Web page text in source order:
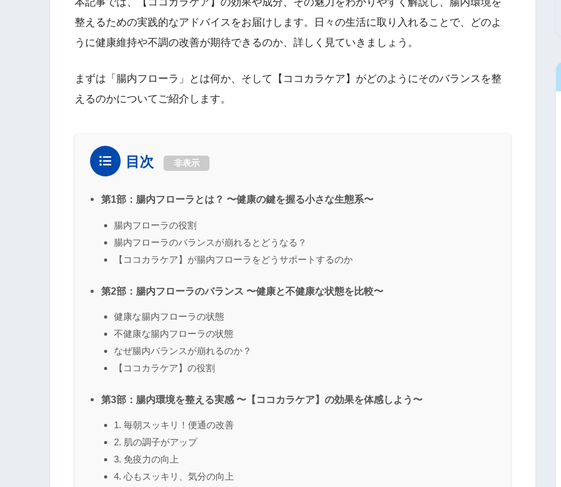
整えるための実践的なアドバイスをお届けします。日々の生活に取り入れることで、どのよ
うに健康維持や不調の改善が期待できるのか、詳しく見ていきましょう。
まずは「腸内フローラ」とは何か、そして【ココカラケア】がどのようにそのバランスを整
えるのかについてご紹介します。
目次 非表示
第1部：腸内フローラとは？ 〜健康の鍵を握る小さな生態系〜
腸内フローラの役割
腸内フローラのバランスが崩れるとどうなる？
【ココカラケア】が腸内フローラをどうサポートするのか
第2部：腸内フローラのバランス 〜健康と不健康な状態を比較〜
健康な腸内フローラの状態
不健康な腸内フローラの状態
なぜ腸内バランスが崩れるのか？
【ココカラケア】の役割
第3部：腸内環境を整える実感 〜【ココカラケア】の効果を体感しよう〜
1. 毎朝スッキリ！便通の改善
2. 肌の調子がアップ
3. 免疫力の向上
4. 心もスッキリ、気分の向上